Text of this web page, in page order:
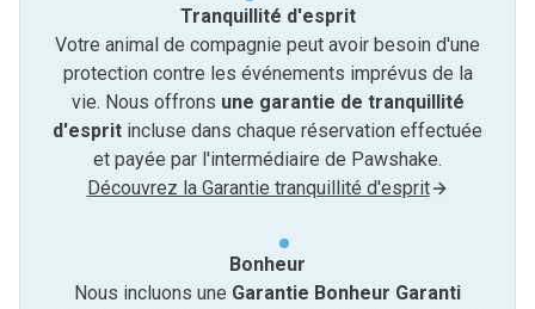
Tranquillité d'esprit
Votre animal de compagnie peut avoir besoin d'une
protection contre les événements imprévus de la
vie. Nous offrons une garantie de tranquillité
d'esprit incluse dans chaque réservation effectuée
et payée par l'intermédiaire de Pawshake.
Découvrez la Garantie tranquillité d'esprit
Bonheur
Nous incluons une Garantie Bonheur Garanti